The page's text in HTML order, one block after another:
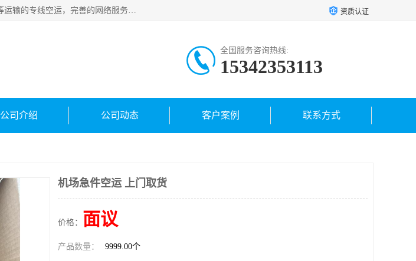
武汉本泰航空服务有限公司，专业服务航空托运普通包裹，信件资料，食品，服装，快消品等运输的专线空运，完善的网络服务确保为客户提供准确、*、安全的“门对门”服务，本着“诚信为本、精诚合作”的服务宗旨.“以安全运输为保障，以运价合理要求市场”的经营理念。武汉机场货运、武汉航空物流、武汉空运、武汉天河国际机场东方、南方、国际航空、机场空运业务覆盖国内二三线机场城市，如：武汉-敦煌、武汉-柳州等 资质认证
全国服务咨询热线:
15342353113
公司介绍 公司动态 客户案例 联系方式
机场急件空运 上门取货
价格： 面议
产品数量： 9999.00个